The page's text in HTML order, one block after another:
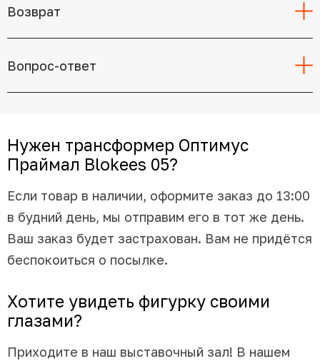
Возврат
Вопрос-ответ
Нужен трансформер Оптимус
Праймал Blokees 05?
Если товар в наличии, оформите заказ до 13:00
в будний день, мы отправим его в тот же день.
Ваш заказ будет застрахован. Вам не придётся
беспокоиться о посылке.
Хотите увидеть фигурку своими
глазами?
Приходите в наш выставочный зал! В нашем